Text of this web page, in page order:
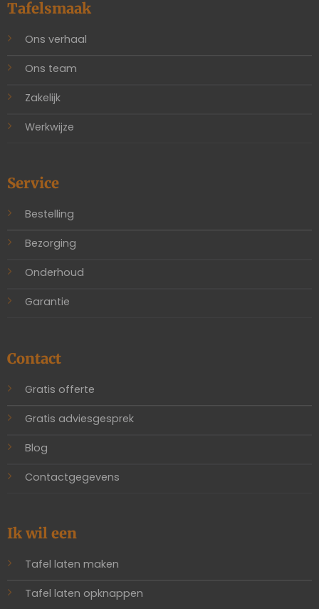
Tafelsmaak
Ons verhaal
Ons team
Zakelijk
Werkwijze
Service
Bestelling
Bezorging
Onderhoud
Garantie
Contact
Gratis offerte
Gratis adviesgesprek
Blog
Contactgegevens
Ik wil een
Tafel laten maken
Tafel laten opknappen